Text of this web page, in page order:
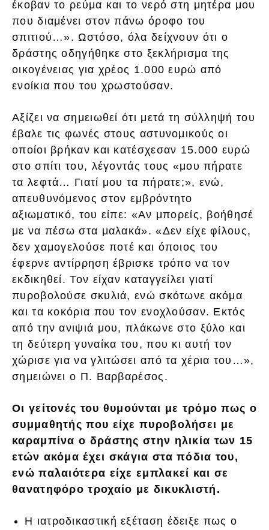
έκοβαν το ρεύμα και το νερό στη μητέρα μου
που διαμένει στον πάνω όροφο του
σπιτιού…». Ωστόσο, όλα δείχνουν ότι ο
δράστης οδηγήθηκε στο ξεκλήρισμα της
οικογένειας για χρέος 1.000 ευρώ από
ενοίκια που του χρωστούσαν.
Αξίζει να σημειωθεί ότι μετά τη σύλληψή του
έβαλε τις φωνές στους αστυνομικούς οι
οποίοι βρήκαν και κατέσχεσαν 15.000 ευρώ
στο σπίτι του, λέγοντάς τους «μου πήρατε
τα λεφτά… Γιατί μου τα πήρατε;», ενώ,
απευθυνόμενος στον εμβρόντητο
αξιωματικό, του είπε: «Αν μπορείς, βοήθησέ
με να πέσω στα μαλακά». «Δεν είχε φίλους,
δεν χαμογελούσε ποτέ και όποιος του
έφερνε αντίρρηση έβρισκε τρόπο να τον
εκδικηθεί. Τον είχαν καταγγείλει γιατί
πυροβολούσε σκυλιά, ενώ σκότωνε ακόμα
και τα κοκόρια που τον ενοχλούσαν. Εκτός
από την ανιψιά μου, πλάκωνε στο ξύλο και
τη δεύτερη γυναίκα του, που κι αυτή τον
χώρισε για να γλιτώσει από τα χέρια του…»,
σημειώνει ο Π. Βαρβαρέσος.
Οι γείτονές του θυμούνται με τρόμο πως ο
συμμαθητής που είχε πυροβολήσει με
καραμπίνα ο δράστης στην ηλικία των 15
ετών ακόμα έχει σκάγια στα πόδια του,
ενώ παλαιότερα είχε εμπλακεί και σε
θανατηφόρο τροχαίο με δικυκλιστή.
Η ιατροδικαστική εξέταση έδειξε πως ο